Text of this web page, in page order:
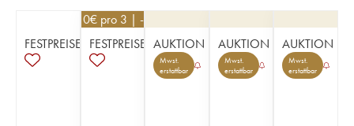
FESTPREISE
53,10€ pro 3 | -10%
FESTPREISE AUKTION
Mwst.
erstattbar
AUKTION
Mwst.
erstattbar
AUKTION
Mwst.
erstattbar